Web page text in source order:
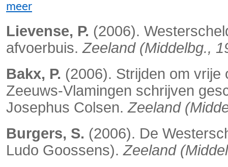
meer
Lievense, P. (2006).
afvoerbuis.Zeeland (Middelbg.,
Bakx, P. (2006). Strijden om
Zeeuws-Vlamingen schrijven
Josephus Colsen.Zeeland
Burgers, S. (2006). De
Ludo Goossens).Zeeland